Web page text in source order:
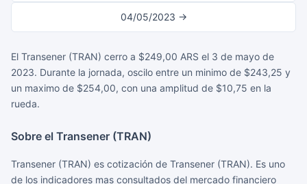
04/05/2023 →
El Transener (TRAN) cerro a $249,00 ARS el 3 de mayo de
2023. Durante la jornada, oscilo entre un minimo de $243,25 y
un maximo de $254,00, con una amplitud de $10,75 en la
rueda.
Sobre el Transener (TRAN)
Transener (TRAN) es cotización de Transener (TRAN). Es uno
de los indicadores mas consultados del mercado financiero